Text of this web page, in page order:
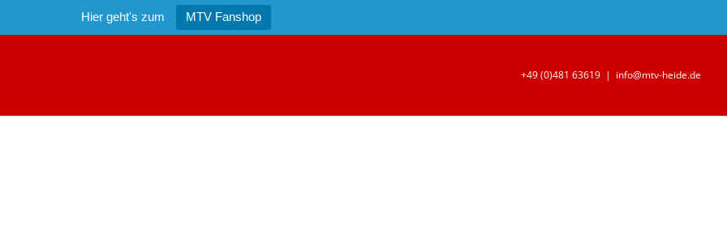
Hier geht's zum MTV Fanshop
+49 (0)481 63619 | info@mtv-heide.de